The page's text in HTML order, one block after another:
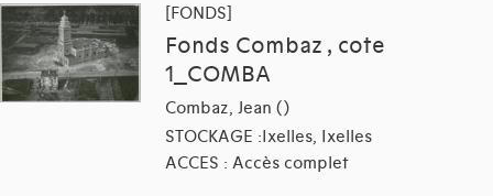
[FONDS]
Fonds Combaz , cote
1_COMBA
Combaz, Jean ()
STOCKAGE :Ixelles, Ixelles
ACCES : Accès complet